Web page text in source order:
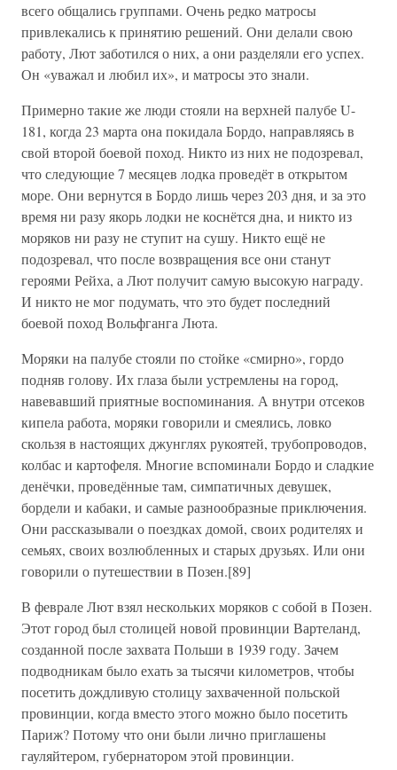
всего общались группами. Очень редко матросы
привлекались к принятию решений. Они делали свою
работу, Лют заботился о них, а они разделяли его успех.
Он «уважал и любил их», и матросы это знали.
Примерно такие же люди стояли на верхней палубе U-
181, когда 23 марта она покидала Бордо, направляясь в
свой второй боевой поход. Никто из них не подозревал,
что следующие 7 месяцев лодка проведёт в открытом
море. Они вернутся в Бордо лишь через 203 дня, и за это
время ни разу якорь лодки не коснётся дна, и никто из
моряков ни разу не ступит на сушу. Никто ещё не
подозревал, что после возвращения все они станут
героями Рейха, а Лют получит самую высокую награду.
И никто не мог подумать, что это будет последний
боевой поход Вольфганга Люта.
Моряки на палубе стояли по стойке «смирно», гордо
подняв голову. Их глаза были устремлены на город,
навевавший приятные воспоминания. А внутри отсеков
кипела работа, моряки говорили и смеялись, ловко
скользя в настоящих джунглях рукоятей, трубопроводов,
колбас и картофеля. Многие вспоминали Бордо и сладкие
денёчки, проведённые там, симпатичных девушек,
бордели и кабаки, и самые разнообразные приключения.
Они рассказывали о поездках домой, своих родителях и
семьях, своих возлюбленных и старых друзьях. Или они
говорили о путешествии в Позен.[89]
В феврале Лют взял нескольких моряков с собой в Позен.
Этот город был столицей новой провинции Вартеланд,
созданной после захвата Польши в 1939 году. Зачем
подводникам было ехать за тысячи километров, чтобы
посетить дождливую столицу захваченной польской
провинции, когда вместо этого можно было посетить
Париж? Потому что они были лично приглашены
гауляйтером, губернатором этой провинции.